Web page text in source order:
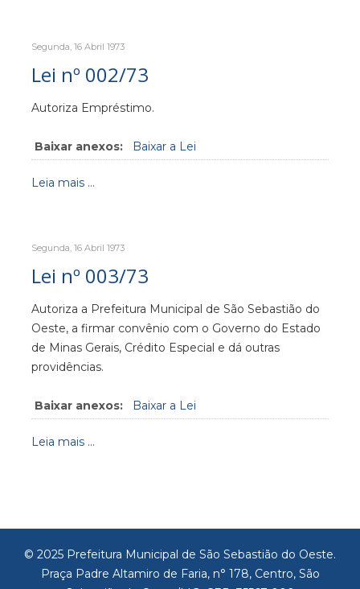
Segunda, 16 Abril 1973
Lei nº 002/73
Autoriza Empréstimo.
Baixar anexos: Baixar a Lei
Leia mais ...
Segunda, 16 Abril 1973
Lei nº 003/73
Autoriza a Prefeitura Municipal de São Sebastião do
Oeste, a firmar convênio com o Governo do Estado
de Minas Gerais, Crédito Especial e dá outras
providências.
Baixar anexos: Baixar a Lei
Leia mais ...
© 2025 Prefeitura Municipal de São Sebastião do Oeste.
Praça Padre Altamiro de Faria, n° 178, Centro, São